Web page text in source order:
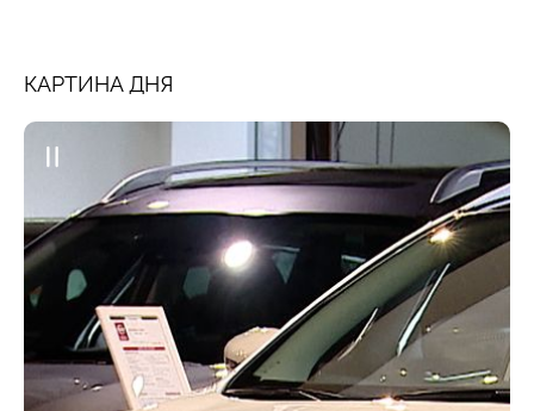
КАРТИНА ДНЯ